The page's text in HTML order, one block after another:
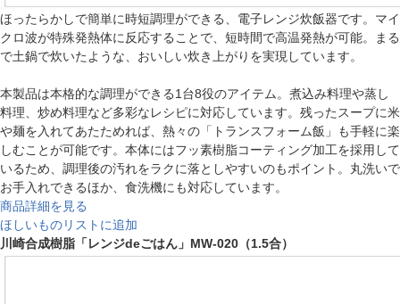
ほったらかしで簡単に時短調理ができる、電子レンジ炊飯器です。マイ
クロ波が特殊発熱体に反応することで、短時間で高温発熱が可能。まる
で土鍋で炊いたような、おいしい炊き上がりを実現しています。
本製品は本格的な調理ができる1台8役のアイテム。煮込み料理や蒸し
料理、炒め料理など多彩なレシピに対応しています。残ったスープに米
や麺を入れてあたためれば、熱々の「トランスフォーム飯」も手軽に楽
しむことが可能です。本体にはフッ素樹脂コーティング加工を採用して
いるため、調理後の汚れをラクに落としやすいのもポイント。丸洗いで
お手入れできるほか、食洗機にも対応しています。
商品詳細を見る
ほしいものリストに追加
川崎合成樹脂「レンジdeごはん」MW-020（1.5合）